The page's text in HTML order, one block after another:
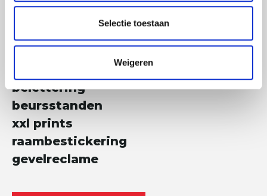
Selectie toestaan
Weigeren
promotiemateriaal
belettering
beursstanden
xxl prints
raambestickering
gevelreclame